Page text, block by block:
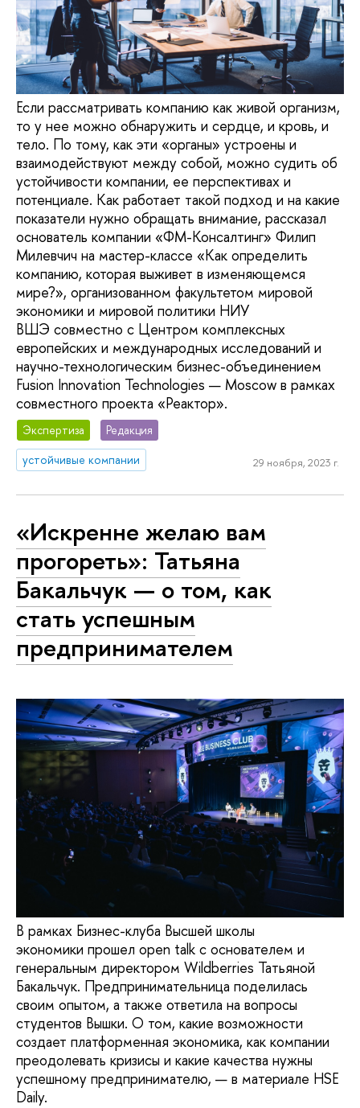
Если рассматривать компанию как живой организм,
то у нее можно обнаружить и сердце, и кровь, и
тело. По тому, как эти «органы» устроены и
взаимодействуют между собой, можно судить об
устойчивости компании, ее перспективах и
потенциале. Как работает такой подход и на какие
показатели нужно обращать внимание, рассказал
основатель компании «ФМ-Консалтинг» Филип
Милевчич на мастер-классе «Как определить
компанию, которая выживет в изменяющемся
мире?», организованном факультетом мировой
экономики и мировой политики НИУ
ВШЭ совместно с Центром комплексных
европейских и международных исследований и
научно-технологическим бизнес-объединением
Fusion Innovation Technologies — Moscow в рамках
совместного проекта «Реактор».
Экспертиза
Редакция
устойчивые компании
29 ноября, 2023 г.
«Искренне желаю вам
прогореть»: Татьяна
Бакальчук — о том, как
стать успешным
предпринимателем
В рамках Бизнес-клуба Высшей школы
экономики прошел open talk с основателем и
генеральным директором Wildberries Татьяной
Бакальчук. Предпринимательница поделилась
своим опытом, а также ответила на вопросы
студентов Вышки. О том, какие возможности
создает платформенная экономика, как компании
преодолевать кризисы и какие качества нужны
успешному предпринимателю, — в материале HSE
Daily.